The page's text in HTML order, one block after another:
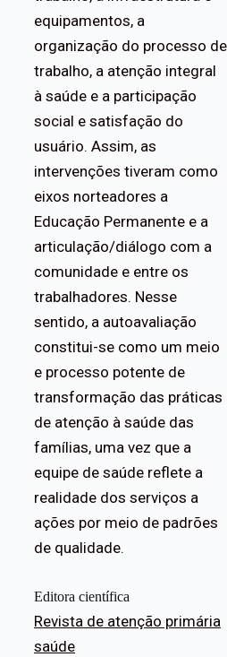
equipamentos, a
organização do processo de
trabalho, a atenção integral
à saúde e a participação
social e satisfação do
usuário. Assim, as
intervenções tiveram como
eixos norteadores a
Educação Permanente e a
articulação/diálogo com a
comunidade e entre os
trabalhadores. Nesse
sentido, a autoavaliação
constitui-se como um meio
e processo potente de
transformação das práticas
de atenção à saúde das
famílias, uma vez que a
equipe de saúde reflete a
realidade dos serviços a
ações por meio de padrões
de qualidade.
Editora científica
Revista de atenção primária
saúde